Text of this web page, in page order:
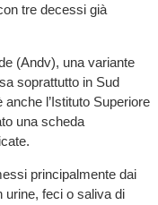
tre decessi già
(Andv), una variante
soprattutto in Sud
l’Istituto Superiore
una scheda
principalmente dai
urine, feci o saliva di